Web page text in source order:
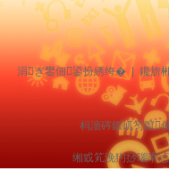
涓ぎ鐢佃鍙扮綉绔� | 鑱旂
杩濇硶鍜屼笉鑹
缃戜笂浼犳挱瑙嗗